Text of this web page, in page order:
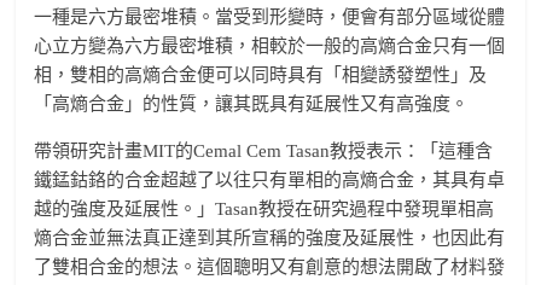
一種是六方最密堆積。當受到形變時，便會有部分區域從體
心立方變為六方最密堆積，相較於一般的高熵合金只有一個
相，雙相的高熵合金便可以同時具有「相變誘發塑性」及
「高熵合金」的性質，讓其既具有延展性又有高強度。
帶領研究計畫MIT的Cemal Cem Tasan教授表示：「這種含
鐵錳鈷鉻的合金超越了以往只有單相的高熵合金，其具有卓
越的強度及延展性。」Tasan教授在研究過程中發現單相高
熵合金並無法真正達到其所宣稱的強度及延展性，也因此有
了雙相合金的想法。這個聰明又有創意的想法開啟了材料發